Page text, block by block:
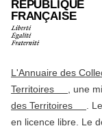
RÉPUBLIQUE
FRANÇAISE
L'Annuaire des
Territoires
, une
des Territoires
.
en licence libre. Le